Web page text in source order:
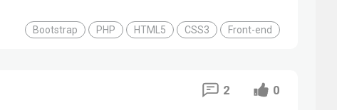
Bootstrap PHP HTML5 CSS3 Front-end
2 0